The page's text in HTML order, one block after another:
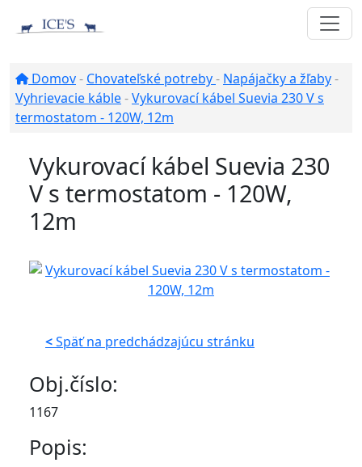
Domov- Chovateľské potreby- Napájačky a žľaby-
Vyhrievacie káble-Vykurovací kábel Suevia 230 V s
termostatom - 120W, 12m
Vykurovací kábel Suevia 230
V s termostatom - 120W,
12m
<Späť na predchádzajúcu stránku
Obj.číslo:
1167
Popis: